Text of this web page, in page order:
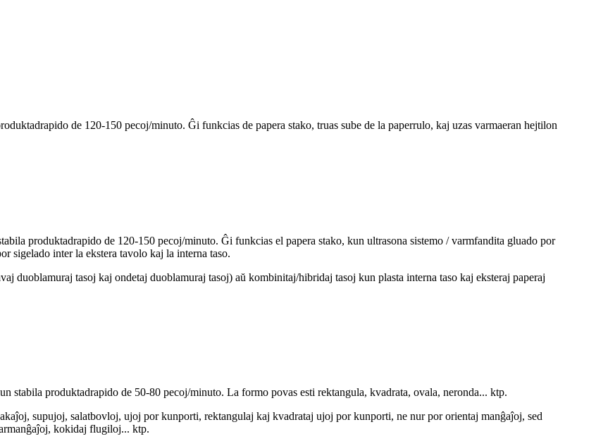
de 120-150 pecoj/minuto. Ĝi funkcias de papera stako, truas sube de la paperrulo, kaj uzas varmaeran hejtilon
produktadrapido de 120-150 pecoj/minuto. Ĝi funkcias el papera stako, kun ultrasona sistemo / varmfandita gluado por
sigelado inter la ekstera tavolo kaj la interna taso.
duoblamuraj tasoj kaj ondetaj duoblamuraj tasoj) aŭ kombinitaj/hibridaj tasoj kun plasta interna taso kaj eksteraj paperaj
stabila produktadrapido de 50-80 pecoj/minuto. La formo povas esti rektangula, kvadrata, ovala, neronda... ktp.
supujoj, salatbovloj, ujoj por kunporti, rektangulaj kaj kvadrataj ujoj por kunporti, ne nur por orientaj manĝaĵoj, sed
kokidaj flugiloj... ktp.